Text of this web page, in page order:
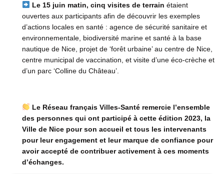
Le 15 juin matin, cinq visites de terrain étaient
ouvertes aux participants afin de découvrir les exemples
d’actions locales en santé : agence de sécurité sanitaire et
environnementale, biodiversité marine et santé à la base
nautique de Nice, projet de ‘forêt urbaine’ au centre de Nice,
centre municipal de vaccination, et visite d’une éco-crèche et
d’un parc ‘Colline du Château’.
Le Réseau français Villes-Santé remercie l’ensemble
des personnes qui ont participé à cette édition 2023, la
Ville de Nice pour son accueil et tous les intervenants
pour leur engagement et leur marque de confiance pour
avoir accepté de contribuer activement à ces moments
d’échanges.